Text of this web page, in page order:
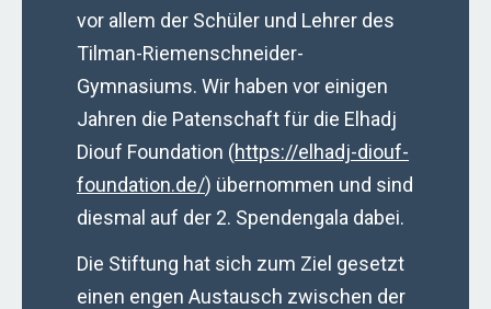
vor allem der Schüler und Lehrer des
Tilman-Riemenschneider-
Gymnasiums. Wir haben vor einigen
Jahren die Patenschaft für die Elhadj
Diouf Foundation (https://elhadj-diouf-
foundation.de/) übernommen und sind
diesmal auf der 2. Spendengala dabei.
Die Stiftung hat sich zum Ziel gesetzt
einen engen Austausch zwischen der